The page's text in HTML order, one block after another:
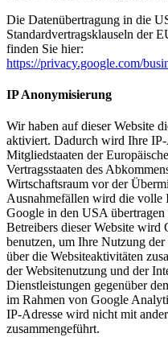
Die Datenübertragung in die
Standardvertragsklauseln der
finden Sie hier:
https://privacy.google.com/
IP Anonymisierung
Wir haben auf dieser Website
aktiviert. Dadurch wird Ihre
Mitgliedstaaten der
Vertragsstaaten des
Wirtschaftsraum vor der
Ausnahmefällen wird die volle
Google in den USA
Betreibers dieser Website wird
benutzen, um Ihre Nutzung
über die Websiteaktivitäten
der Websitenutzung und der
Dienstleistungen gegenüber
im Rahmen von Google
IP-Adresse wird nicht mit
zusammengeführt.